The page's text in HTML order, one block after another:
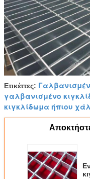
Ετικέττες:
γαλβανισμένο
κιγκλίδωμα ήπιου